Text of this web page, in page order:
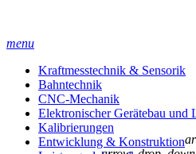
menu
Kraftmesstechnik & Sensorik
Bahntechnik
CNC-Mechanik
Elektronischer Gerätebau und
Kalibrierungen
Entwicklung & Konstruktion